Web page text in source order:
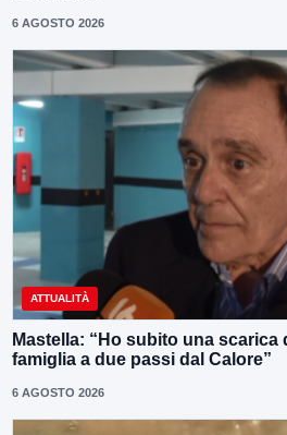
6 AGOSTO 2026
ATTUALITÀ
Mastella: “Ho subito una scarica
famiglia a due passi dal Calore”
6 AGOSTO 2026